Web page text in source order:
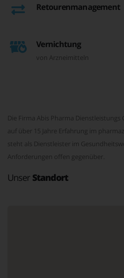
Retourenmanagement
Vernichtung
von Arzneimitteln
Die Firma Abis Pharma
auf über 15 Jahre Erfahrung im
steht als Dienstleister im
Anforderungen offen gegenüber.
Unser Standort